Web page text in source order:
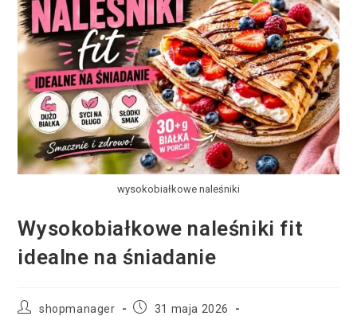
wysokobiałkowe naleśniki
Wysokobiałkowe naleśniki fit
idealne na śniadanie
shopmanager
31 maja 2026